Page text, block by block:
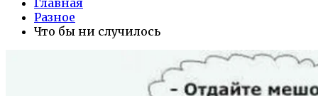
Разное
Что бы ни случилось